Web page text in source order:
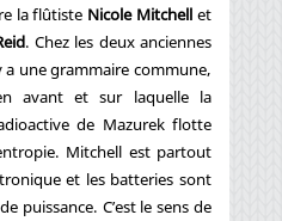
la flûtiste Nicole Mitchell et
. Chez les deux anciennes
a une grammaire commune,
avant et sur laquelle la
de Mazurek flotte
Mitchell est partout
et les batteries sont
puissance. C’est le sens de